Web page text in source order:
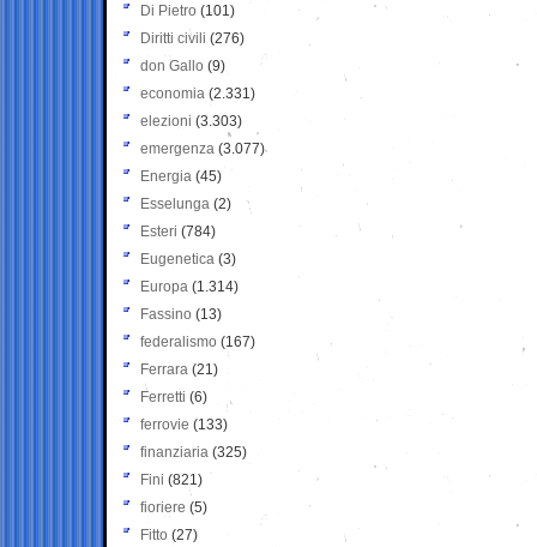
Di Pietro (101)
Diritti civili (276)
don Gallo (9)
economia (2.331)
elezioni (3.303)
emergenza (3.077)
Energia (45)
Esselunga (2)
Esteri (784)
Eugenetica (3)
Europa (1.314)
Fassino (13)
federalismo (167)
Ferrara (21)
Ferretti (6)
ferrovie (133)
finanziaria (325)
Fini (821)
fioriere (5)
Fitto (27)